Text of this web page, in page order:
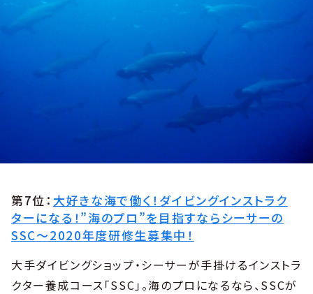
第7位： 大好きな海で働く！ダイビングインストラク
ターになる！”海のプロ”を目指すならシーサーの
SSC～2020年度研修生募集中！
大手ダイビングショップ・シーサーが手掛けるインストラ
クター養成コース「SSC」。海のプロになるなら、SSCが